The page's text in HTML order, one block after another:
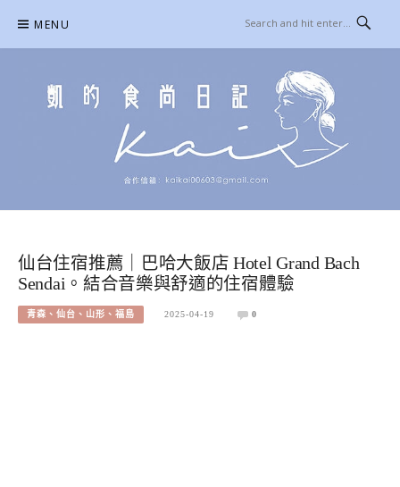
content
MENU
仙台住宿推薦｜巴哈大飯店 Hotel Grand Bach
Sendai。結合音樂與舒適的住宿體驗
青森、仙台、山形、福島 2025-04-19 0